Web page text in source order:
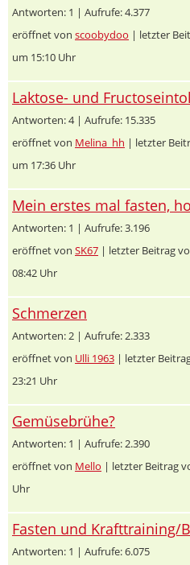
Antworten: 1 | Aufrufe: 4.377
eröffnet von scoobydoo | letzter
um 15:10 Uhr
Laktose- und
Antworten: 4 | Aufrufe: 15.335
eröffnet von Melina_hh | letzter
um 17:36 Uhr
Mein erstes mal fasten,
Antworten: 1 | Aufrufe: 3.196
eröffnet von SK67 | letzter Beitrag
08:42 Uhr
Schmerzen
Antworten: 2 | Aufrufe: 2.333
eröffnet von Ulli 1963 | letzter
23:21 Uhr
Gemüsebrühe?
Antworten: 1 | Aufrufe: 2.390
eröffnet von Mello | letzter Beitrag
Uhr
Fasten und Krafttraining/
Antworten: 1 | Aufrufe: 6.075